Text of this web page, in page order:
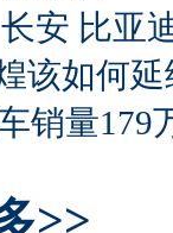
长安 比亚
该如何延
销量179
>>